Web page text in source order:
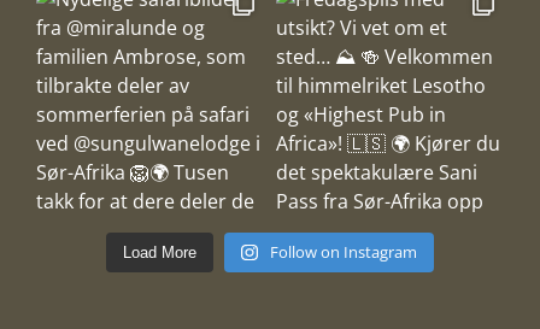
Load More Follow on Instagram